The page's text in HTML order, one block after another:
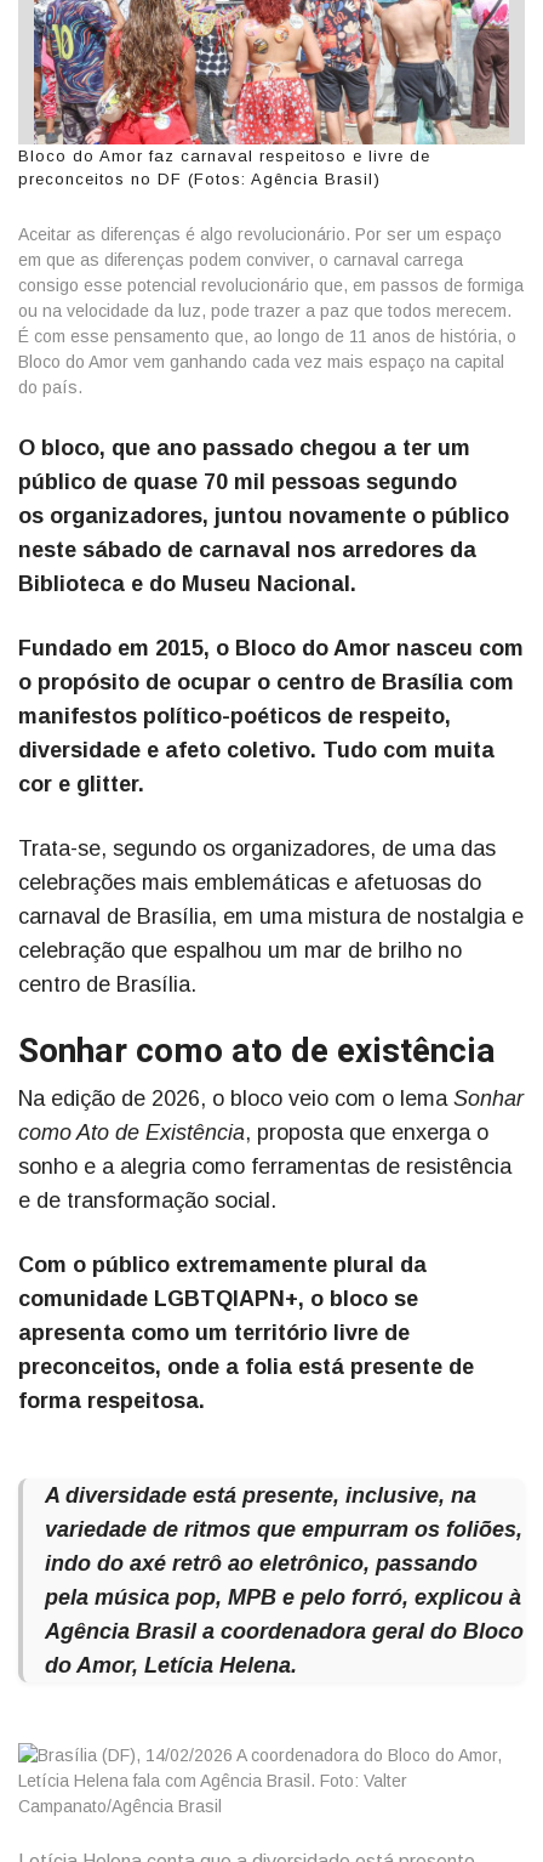
Bloco do Amor faz carnaval respeitoso e livre de
preconceitos no DF (Fotos: Agência Brasil)
Aceitar as diferenças é algo revolucionário. Por ser um espaço
em que as diferenças podem conviver, o carnaval carrega
consigo esse potencial revolucionário que, em passos de formiga
ou na velocidade da luz, pode trazer a paz que todos merecem.
É com esse pensamento que, ao longo de 11 anos de história, o
Bloco do Amor vem ganhando cada vez mais espaço na capital
do país.
O bloco, que ano passado chegou a ter um
público de quase 70 mil pessoas segundo
os organizadores, juntou novamente o público
neste sábado de carnaval nos arredores da
Biblioteca e do Museu Nacional.
Fundado em 2015, o Bloco do Amor nasceu com
o propósito de ocupar o centro de Brasília com
manifestos político-poéticos de respeito,
diversidade e afeto coletivo. Tudo com muita
cor e glitter.
Trata-se, segundo os organizadores, de uma das
celebrações mais emblemáticas e afetuosas do
carnaval de Brasília, em uma mistura de nostalgia e
celebração que espalhou um mar de brilho no
centro de Brasília.
Sonhar como ato de existência
Na edição de 2026, o bloco veio com o lema Sonhar
como Ato de Existência, proposta que enxerga o
sonho e a alegria como ferramentas de resistência
e de transformação social.
Com o público extremamente plural da
comunidade LGBTQIAPN+, o bloco se
apresenta como um território livre de
preconceitos, onde a folia está presente de
forma respeitosa.
A diversidade está presente, inclusive, na
variedade de ritmos que empurram os foliões,
indo do axé retrô ao eletrônico, passando
pela música pop, MPB e pelo forró, explicou à
Agência Brasila coordenadora geral do Bloco
do Amor, Letícia Helena.